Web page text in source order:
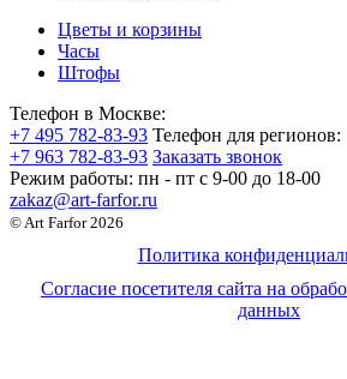
Цветы и корзины
Часы
Штофы
Телефон в Москве:
+7 495 782-83-93 Телефон для регионов:
+7 963 782-83-93 Заказать звонок
Режим работы: пн - пт c 9-00 до 18-00
zakaz@art-farfor.ru
© Art Farfor 2026
Политика
Согласие посетителя сайта на
данных